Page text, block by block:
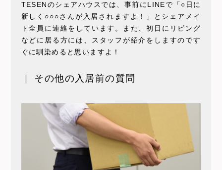
TESENのシェアハウスでは、事前にLINEで「○日に
新しく○○○さんが入居されますよ！」とシェアメイ
ト全員に連絡をしています。また、初日にリビング
などに居る方には、スタッフが紹介をしますのです
ぐに馴染めると思いますよ！
｜ その他の入居前の質問